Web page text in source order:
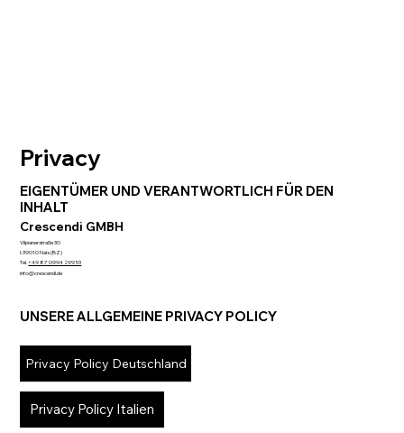
Privacy
EIGENTÜMER UND VERANTWORTLICH FÜR DEN
INHALT
Crescendi GMBH
Vilpianerstraße 30
I-39010 Nals (BZ)
Tel. +49 87 0994 299 53
info@crescendi.de
UNSERE ALLGEMEINE PRIVACY POLICY
Privacy Policy Deutschland
Privacy Policy Italien